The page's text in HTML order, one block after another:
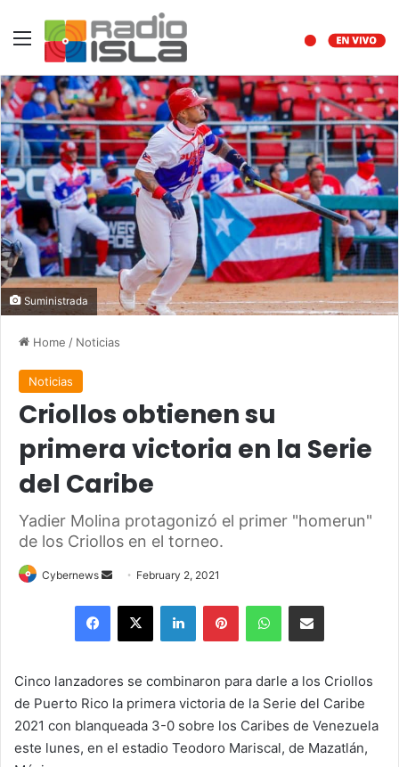
Menu
Suministrada
Home / Noticias
Noticias
Criollos obtienen su
primera victoria en la Serie
del Caribe
Yadier Molina protagonizó el primer "homerun"
de los Criollos en el torneo.
Cybernews
Send
email
February 2, 2021
Facebook
X LinkedInPinterestWhatsAppShare via Email
Cinco lanzadores se combinaron para darle a los Criollos
de Puerto Rico la primera victoria de la Serie del Caribe
2021 con blanqueada 3-0 sobre los Caribes de Venezuela
este lunes, en el estadio Teodoro Mariscal, de Mazatlán,